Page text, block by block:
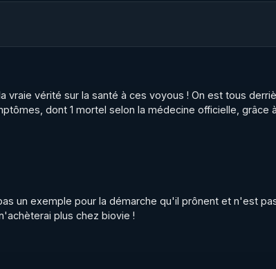
pour justifier l'existence de ces organismes de
LC : L'Etat et la gestion des nouvelles
uploads/2023/12/sectes-les-chiffres.pdf
2011
dans l'intérêt général ? Le cas de l'Unadfi
uploads/2023/12/brochure-unadfi-caplc-2011.pdf
France Un état des lieux inquiétant
vérité sur la santé à ces voyous ! On est tous
dont 1 mortel selon la médecine officielle, grâce
un exemple pour la démarche qu'il prônent et n'est
plus chez biovie !